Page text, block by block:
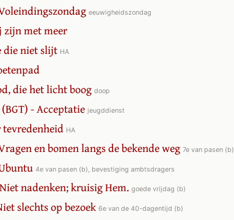
eeuwigheidszondag
zijn met meer
die niet slijt HA
die het licht boog doop
- Acceptatie jeugddienst
tevredenheid HA
en bomen langs de bekende weg 7e van pasen (b)
4e van pasen (b), bevestiging ambtsdragers
nadenken; kruisig Hem. goede vrijdag (b)
slechts op bezoek 6e van de 40-dagentijd (b)